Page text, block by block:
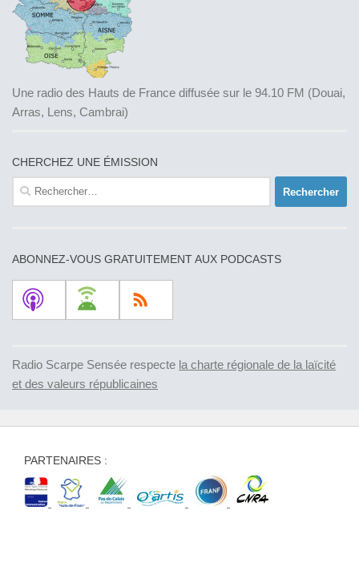
Une radio des Hauts de France diffusée sur le 94.10 FM (Douai,
Arras, Lens, Cambrai)
CHERCHEZ UNE ÉMISSION
Rechercher :
ABONNEZ-VOUS GRATUITEMENT AUX PODCASTS
Radio Scarpe Sensée respecte la charte régionale de la laïcité
et des valeurs républicaines
PARTENAIRES :